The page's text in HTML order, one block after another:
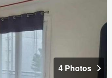
4 Photos